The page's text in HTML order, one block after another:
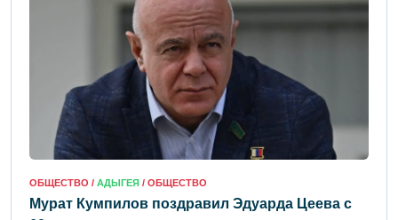
ОБЩЕСТВО / АДЫГЕЯ / ОБЩЕСТВО
Мурат Кумпилов поздравил Эдуарда Цеева с